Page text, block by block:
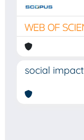
social impact